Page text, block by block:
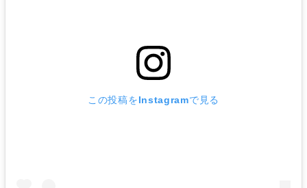
この投稿をInstagramで見る